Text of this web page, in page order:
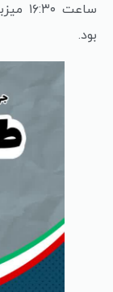
ساعت
بود.